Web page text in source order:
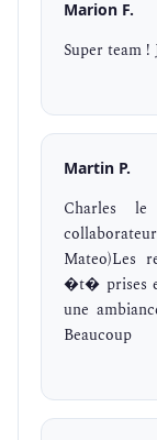
Marion F.
Super team !
Martin P.
Charles
Mateo)Les
�t� prises
une
Beaucoup